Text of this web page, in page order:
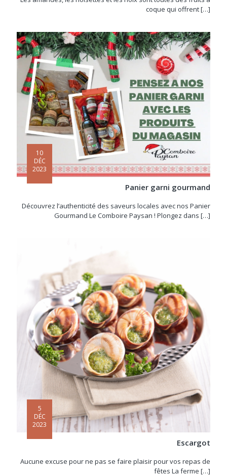
coque qui offrent[…]
10
DÉC
2023
Panier garni gourmand
Découvrez l’authenticité des saveurs locales avec nos Panier
Gourmand Le Comboire Paysan ! Plongez dans […]
5
DÉC
2023
Escargot
Aucune excuse pour ne pas se faire plaisir pour vos repas de
fêtes La ferme […]